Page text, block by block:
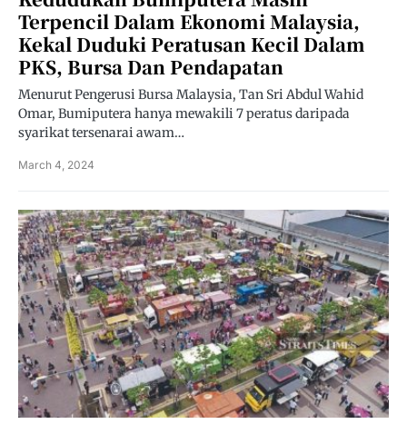
Terpencil Dalam Ekonomi Malaysia,
Kekal Duduki Peratusan Kecil Dalam
PKS, Bursa Dan Pendapatan
Menurut Pengerusi Bursa Malaysia, Tan Sri Abdul Wahid
Omar, Bumiputera hanya mewakili 7 peratus daripada
syarikat tersenarai awam…
March 4, 2024